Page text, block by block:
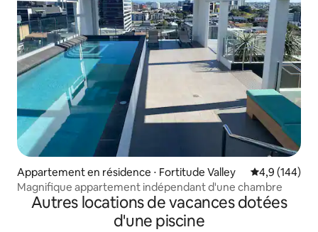
Appartement en résidence ⋅ Fortitude Valley Évaluation
4,9 (144)
Magnifique appartement indépendant d'une chambre
Autres locations de vacances dotées
d'une piscine